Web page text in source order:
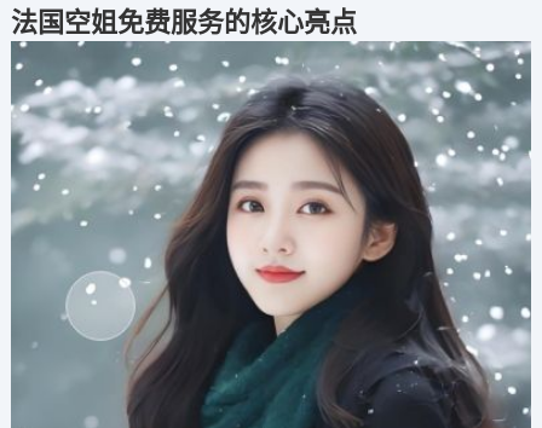
法国空姐免费服务的核心亮点